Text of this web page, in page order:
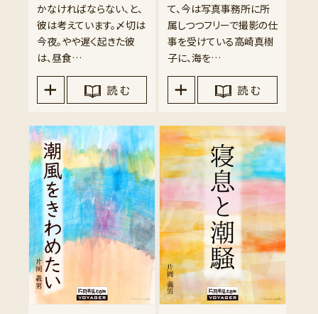
かなければならない、と、
彼は考えています。〆切は
今夜。やや遅く起きた彼
は、昼食…
読 む
て、今は写真事務所に所
属しつつフリーで撮影の仕
事を受けている高崎真樹
子に、海を…
読 む